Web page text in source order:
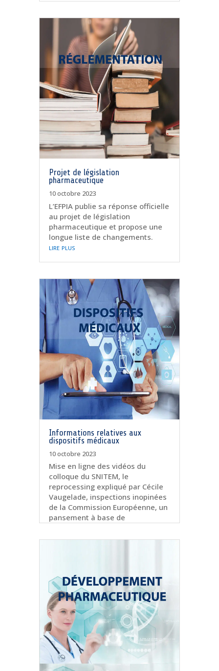
Projet de législation
pharmaceutique
10 octobre 2023
L’EFPIA publie sa réponse officielle
au projet de législation
pharmaceutique et propose une
longue liste de changements.
lire plus
Informations relatives aux
dispositifs médicaux
10 octobre 2023
Mise en ligne des vidéos du
colloque du SNITEM, le
reprocessing expliqué par Cécile
Vaugelade, inspections inopinées
de la Commission Européenne, un
pansement à base de
chroniques.